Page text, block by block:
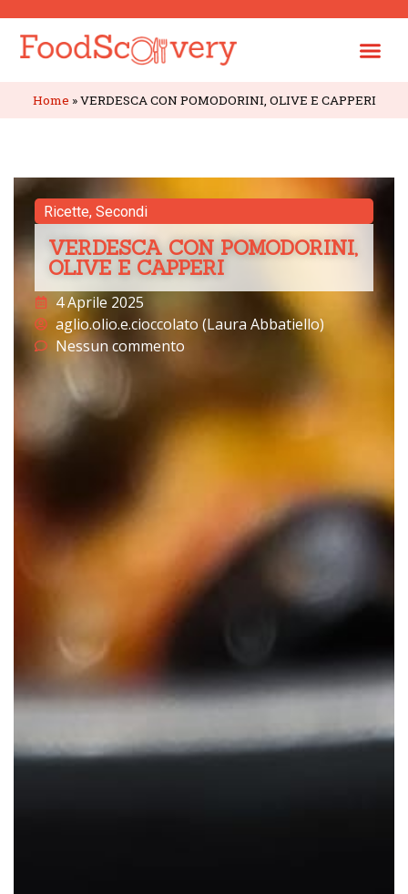
Home »VERDESCA CON POMODORINI, OLIVE E CAPPERI
Ricette, Secondi
VERDESCA CON POMODORINI,
OLIVE E CAPPERI
4 Aprile 2025
aglio.olio.e.cioccolato (Laura Abbatiello)
Nessun commento